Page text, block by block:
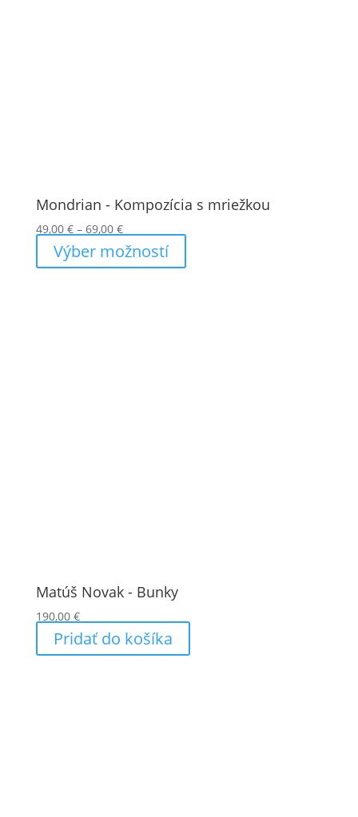
Mondrian - Kompozícia s mriežkou
49,00 € – 69,00 €Price
range:
49,00 €
Výber možností
Matúš Novak - Bunky
190,00 €
Pridať do košíka